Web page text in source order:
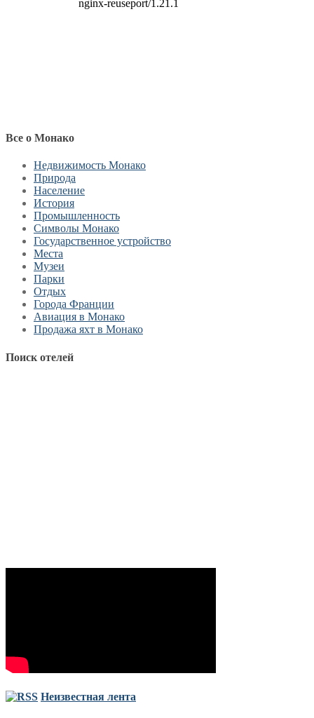
Все о Монако
Недвижимость Монако
Природа
Население
История
Промышленность
Символы Монако
Государственное устройство
Места
Музеи
Парки
Отдых
Города Франции
Авиация в Монако
Продажа яхт в Монако
Поиск отелей
Неизвестная лента